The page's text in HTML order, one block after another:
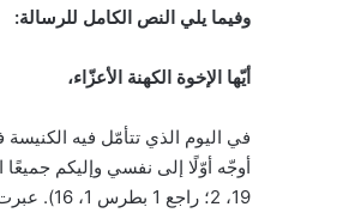
وفيما يلي النص الكامل للرسالة:
أيّها الإخوة الكهنة الأعزّاء،
في اليوم الذي تتأمّل فيه
أوجّه أوّلًا إلى نفسي وإليكم
19، 2؛